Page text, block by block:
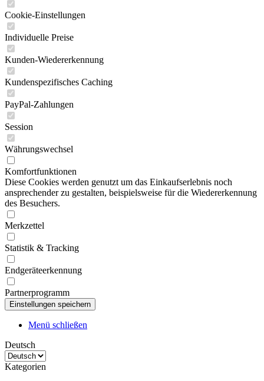
Cookie-Einstellungen
Individuelle Preise
Kunden-Wiedererkennung
Kundenspezifisches Caching
PayPal-Zahlungen
Session
Währungswechsel
Komfortfunktionen
Diese Cookies werden genutzt um das Einkaufserlebnis noch
ansprechender zu gestalten, beispielsweise für die Wiedererkennung
des Besuchers.
Merkzettel
Statistik & Tracking
Endgeräteerkennung
Partnerprogramm
Menü schließen
Deutsch
Kategorien